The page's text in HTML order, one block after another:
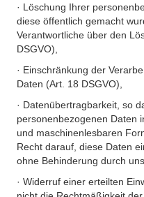
· Löschung Ihrer
diese öffentlich gemacht
Verantwortliche über den
DSGVO),
· Einschränkung der
Daten (Art. 18 DSGVO),
· Datenübertragbarkeit, so
personenbezogenen Daten
und maschinenlesbaren
Recht darauf, diese Daten
ohne Behinderung durch
· Widerruf einer erteilten